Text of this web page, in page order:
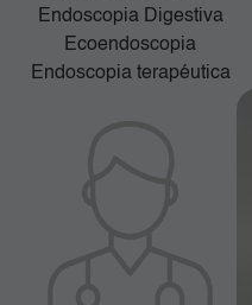
Endoscopia Digestiva
Ecoendoscopia
Endoscopia terapéutica